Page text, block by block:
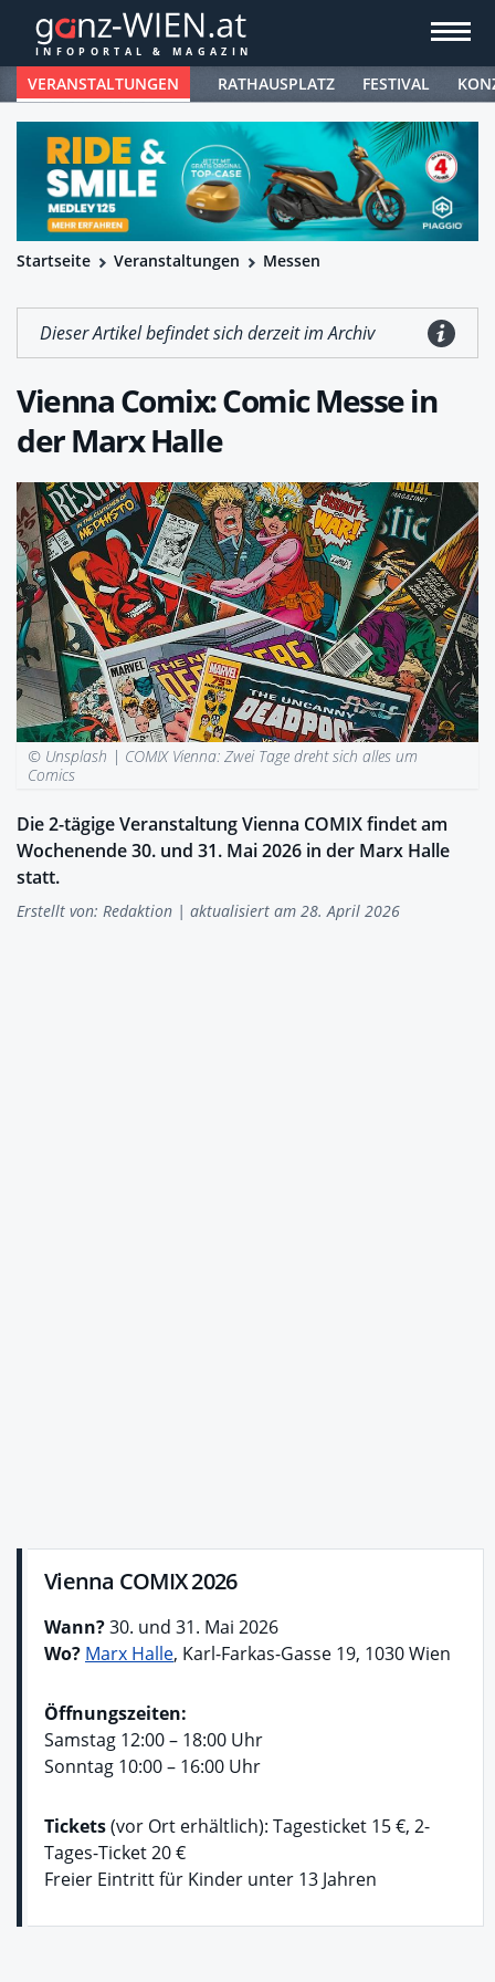
VERANSTALTUNGEN RATHAUSPLATZ FESTIVAL
Startseite Veranstaltungen Messen
Dieser Artikel befindet sich derzeit im Archiv
Vienna Comix: Comic Messe in
der Marx Halle
© Unsplash | COMIX Vienna: Zwei Tage dreht sich alles um
Comics
Die 2-tägige Veranstaltung Vienna COMIX findet am
Wochenende 30. und 31. Mai 2026 in der Marx Halle
statt.
Erstellt von: Redaktion | aktualisiert am 28. April 2026
Vienna COMIX 2026
Wann?30. und 31. Mai 2026
Wo? Marx Halle, Karl-Farkas-Gasse 19, 1030 Wien
Öffnungszeiten:
Samstag 12:00 – 18:00 Uhr
Sonntag 10:00 – 16:00 Uhr
Tickets(vor Ort erhältlich): Tagesticket 15 €, 2-
Tages-Ticket 20 €
Freier Eintritt für Kinder unter 13 Jahren